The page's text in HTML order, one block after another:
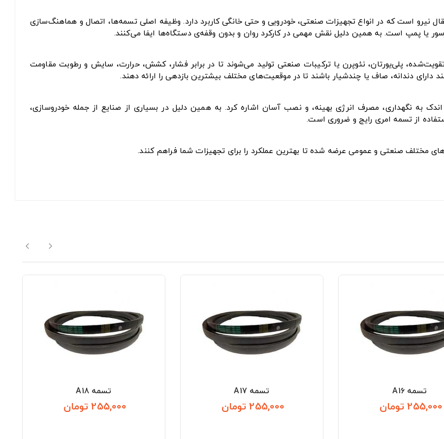
نیرو است که در انواع تجهیزات صنعتی، خودرویی و حتی خانگی کاربرد دارد. وظیفه اصلی تسمه‌ها، اتصال و هماهنگ‌سازی
یا پمپ است. به همین دلیل نقش مهمی در کارکرد روان و بدون وقفه‌ی دستگاه‌ها ایفا می‌کنند.
پلی‌یورتان، نئوپرن یا ترکیبات صنعتی تولید می‌شوند تا در برابر فشار، کشش، حرارت، سایش و رطوبت مقاومت
دارای دندانه، صاف یا چندشیار باشند تا در موقعیت‌های مختلف بیشترین بازدهی را ارائه دهند.
به نگهداری، مصرف انرژی بهینه، و نصب آسان اشاره کرد. به همین دلیل در بسیاری از صنایع از جمله خودروسازی،
از تسمه امری رایج و ضروری است.
مختلف صنعتی و عمومی عرضه شده تا بهترین عملکرد را برای تجهیزات شما فراهم کنند.
تسمه A16
255,000 تومان
تسمه A17
255,000 تومان
تسمه A18
255,000 تومان